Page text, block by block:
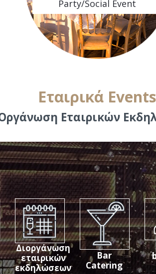
Party/Social Event
Εταιρικά Events
Εταιρικών
Διοργάνωση
εταιρικών
εκδηλώσεων
Bar
Catering